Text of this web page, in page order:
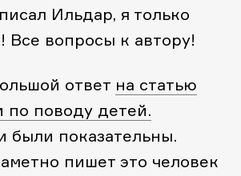
Ильдар, я только
Все вопросы к автору!
ответ на статью
поводу детей.
были показательны.
пишет это человек